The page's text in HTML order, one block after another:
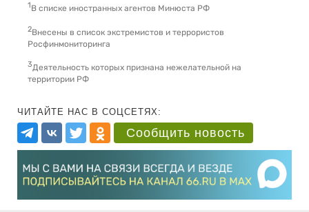
1В списке иностранных агентов Минюста РФ
2Внесены в список экстремистов и террористов
Росфинмониторинга
3Деятельность которых признана нежелательной на
территории РФ
ЧИТАЙТЕ НАС В СОЦСЕТЯХ:
Сообщить новость